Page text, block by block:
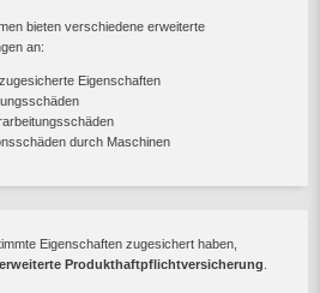
bieten verschiedene erweiterte
an:
Eigenschaften
durch Maschinen
Eigenschaften zugesichert haben,
erweiterte Produkthaftpflichtversicherung